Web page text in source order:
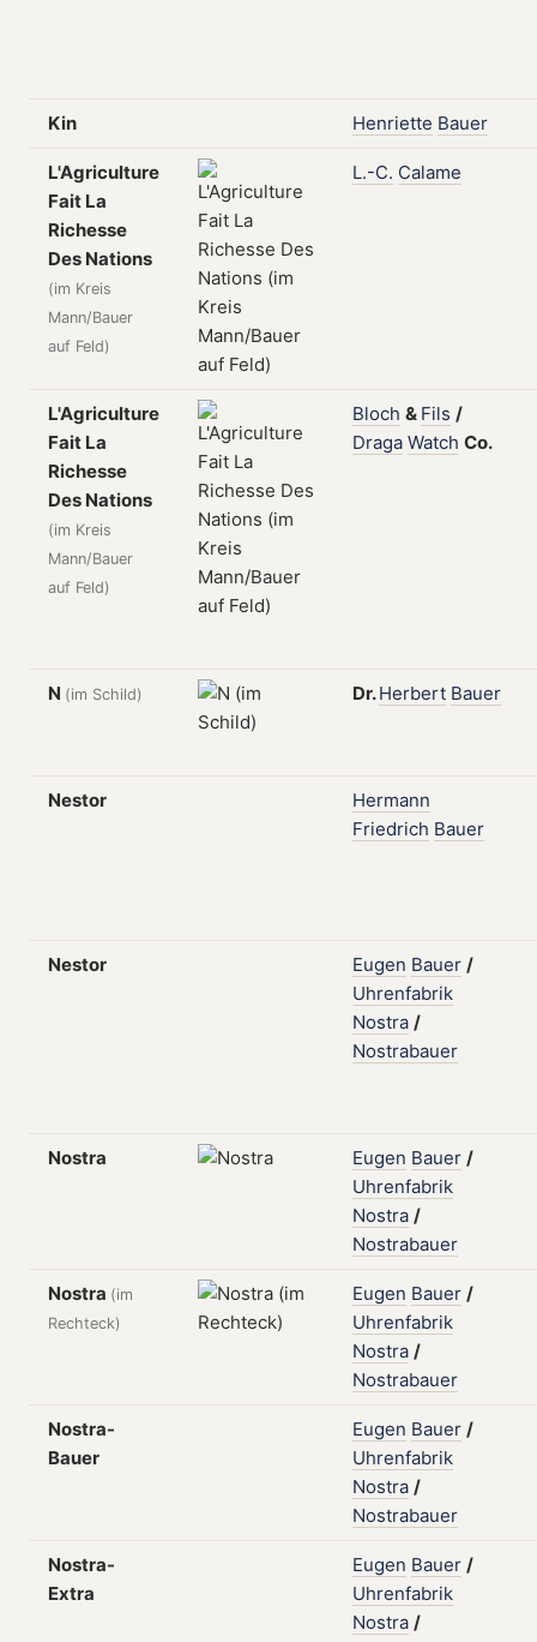
Kin Henriette Bauer
L'Agriculture
Fait La
Richesse
Des Nations
(im Kreis
Mann/Bauer
auf Feld)
L.-C. Calame
L'Agriculture
Fait La
Richesse
Des Nations
(im Kreis
Mann/Bauer
auf Feld)
Bloch & Fils /
Draga Watch Co.
N (im Schild) Dr.Herbert Bauer
Nestor
Hermann
Friedrich Bauer
Nestor Eugen Bauer /
Uhrenfabrik
Nostra /
Nostrabauer
Nostra Eugen Bauer /
Uhrenfabrik
Nostra /
Nostrabauer
Nostra (im
Rechteck)
Eugen Bauer /
Uhrenfabrik
Nostra /
Nostrabauer
Nostra-
Bauer
Eugen Bauer /
Uhrenfabrik
Nostra /
Nostrabauer
Nostra-
Extra
Eugen Bauer /
Uhrenfabrik
Nostra /